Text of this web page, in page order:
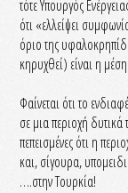
τότε Υπουργός
ότι «ελλείψει
όριο της
κηρυχθεί) είναι η
Φαίνεται ότι το
σε μια περιοχή δυτικά
πεπεισμένες ότι η
και, σίγουρα,
….στην Τουρκία!